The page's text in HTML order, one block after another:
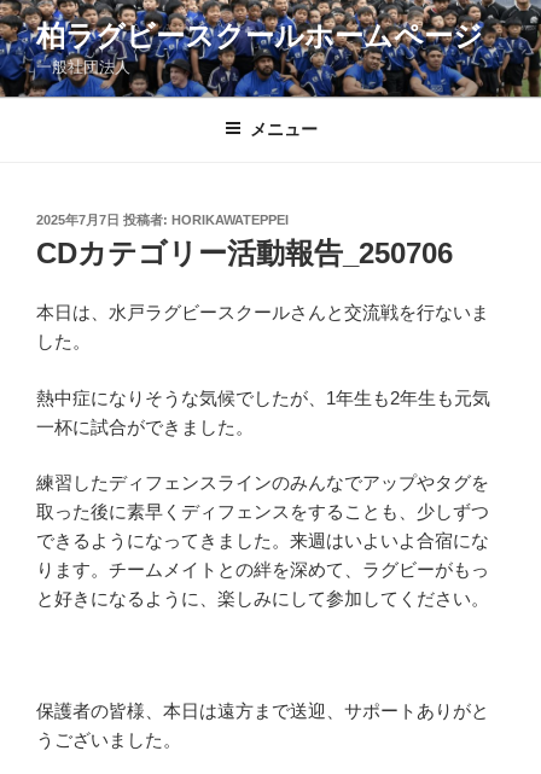
コ
ン
テ
ン
柏ラグビースクールホームページ
一般社団法人
メニュー
投
稿
日:
2025年7月7日 投稿者: HORIKAWATEPPEI
CDカテゴリー活動報告_250706
本日は、水戸ラグビースクールさんと交流戦を行ないま
した。
熱中症になりそうな気候でしたが、1年生も2年生も元気
一杯に試合ができました。
練習したディフェンスラインのみんなでアップやタグを
取った後に素早くディフェンスをすることも、少しずつ
できるようになってきました。来週はいよいよ合宿にな
ります。チームメイトとの絆を深めて、ラグビーがもっ
と好きになるように、楽しみにして参加してください。
保護者の皆様、本日は遠方まで送迎、サポートありがと
うございました。